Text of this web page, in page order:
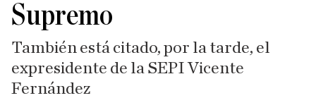
Supremo
También está citado, por la tarde, el
expresidente de la SEPI Vicente
Fernández